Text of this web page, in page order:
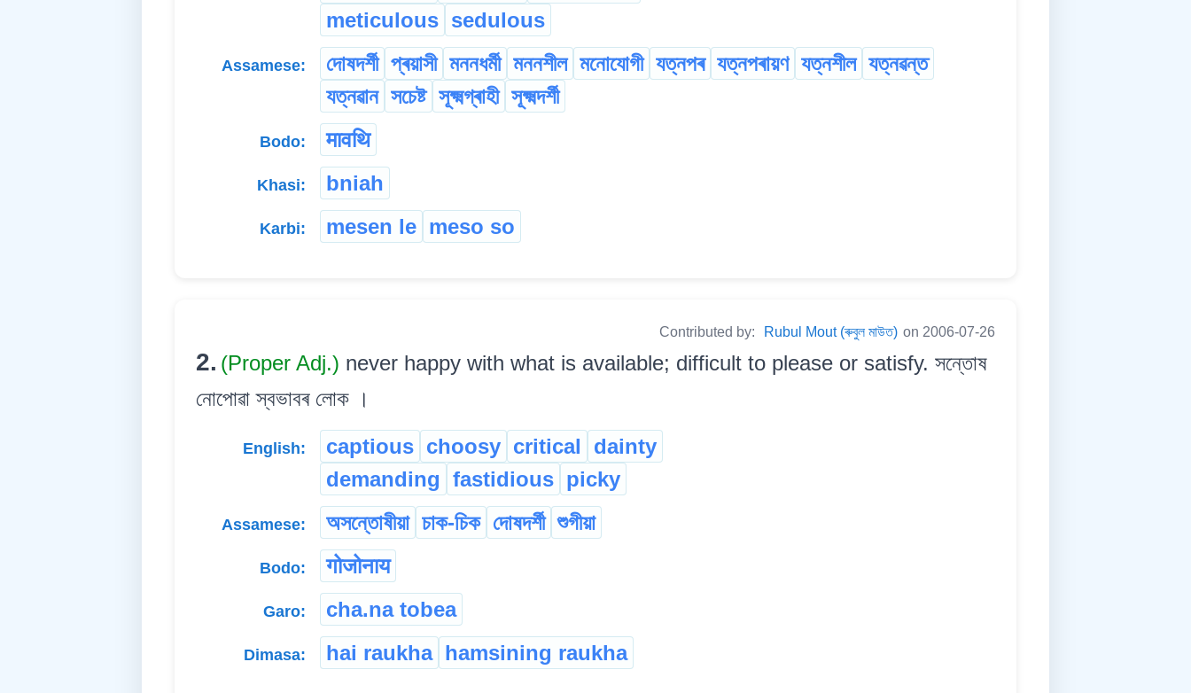
meticulous sedulous
Assamese: দোষদৰ্শী প্ৰয়াসী মননধৰ্মী মননশীল মনোযোগী যত্নপৰ যত্নপৰায়ণ যত্নশীল যত্নৱন্ত
যত্নৱান সচেষ্ট সূক্ষ্মগ্ৰাহী সূক্ষ্মদৰ্শী
Bodo: मावथि
Khasi: bniah
Karbi: mesen le meso so
Contributed by: Rubul Mout (ৰুবুল মাউত) on 2006-07-26
2. (Proper Adj.) never happy with what is available; difficult to please or satisfy. সন্তোষ
নোপোৱা স্বভাবৰ লোক ।
English: captious choosy critical
dainty
demanding fastidious picky
Assamese: অসন্তোষীয়া চাক-চিক দোষদৰ্শী শুগীয়া
Bodo: गोजोनाय
Garo: cha.na tobea
Dimasa: hai raukha hamsining raukha